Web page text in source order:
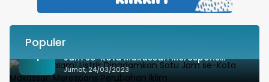
Populer
1
Besok Malam! Listrik Dipadamkan Satu
Jam se-Kota Makassar: Merespons
Perubahan Iklim
Jumat, 24/03/2023